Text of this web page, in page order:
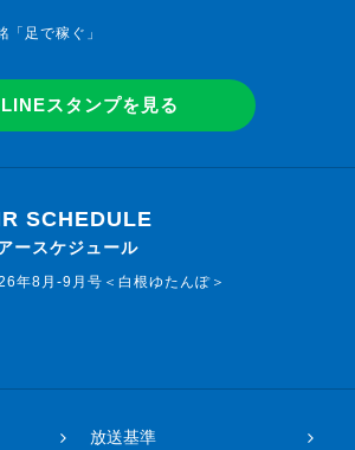
「足で稼ぐ」
LINEスタンプを見る
SCHEDULE
ースケジュール
年8月-9月号＜白根ゆたんぽ＞
放送基準